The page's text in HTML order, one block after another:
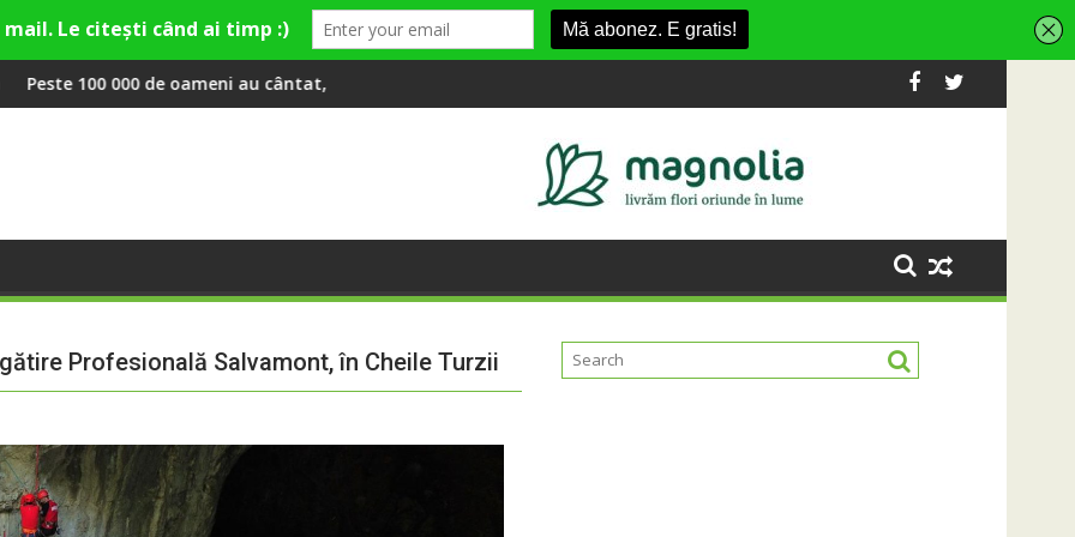
Rose și comercianți români parteneri, în premieră la Fashion Village
au cântat, la Untold, împreună cu StingRIVUS transformă fosta platformă Carbochim într-un nou centru cultural și de
Când luna devine o întrebare
Profesională Salvamont, în Cheile Turzii